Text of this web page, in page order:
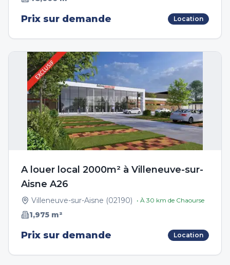
Prix sur demande Location
A louer local 2000m² à Villeneuve-sur-
Aisne A26
Villeneuve-sur-Aisne (02190) • À 30 km de Chaourse
1,975 m²
Prix sur demande Location